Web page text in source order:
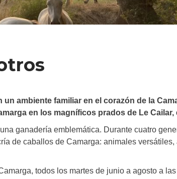
ambiente familiar en el corazón de la
en los magníficos prados de Le
ganadería emblemática. Durante cuatro
de caballos de Camarga: animales
todos los martes de junio a agosto a